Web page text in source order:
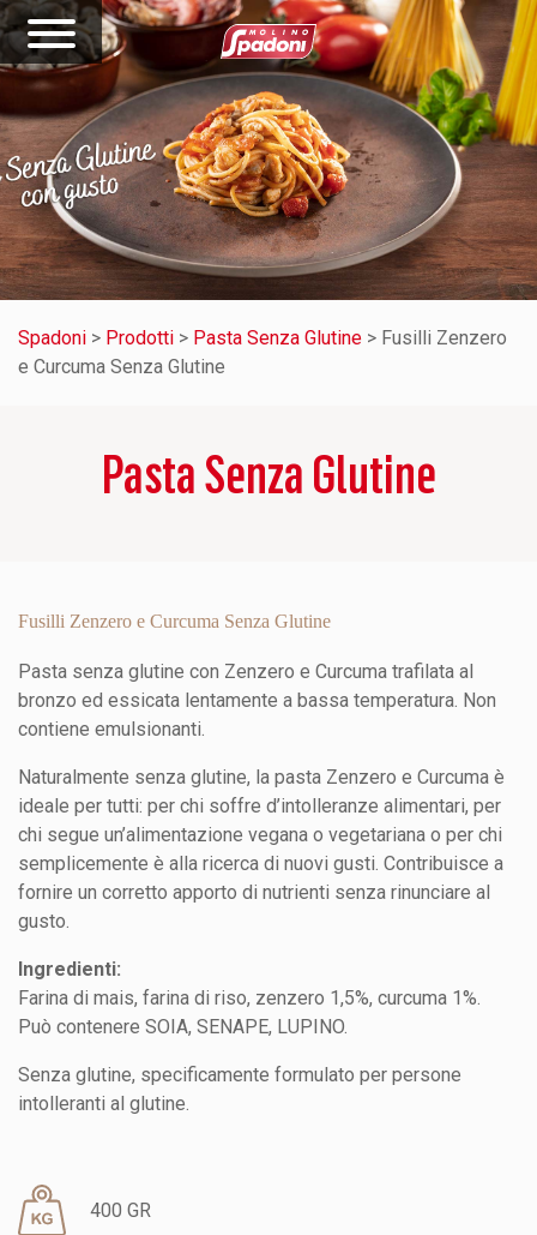
Spadoni > Prodotti > Pasta Senza Glutine > Fusilli Zenzero
e Curcuma Senza Glutine
Pasta Senza Glutine
Fusilli Zenzero e Curcuma Senza Glutine
Pasta senza glutine con Zenzero e Curcuma trafilata al
bronzo ed essicata lentamente a bassa temperatura. Non
contiene emulsionanti.
Naturalmente senza glutine, la pasta Zenzero e Curcuma è
ideale per tutti: per chi soffre d’intolleranze alimentari, per
chi segue un’alimentazione vegana o vegetariana o per chi
semplicemente è alla ricerca di nuovi gusti. Contribuisce a
fornire un corretto apporto di nutrienti senza rinunciare al
gusto.
Ingredienti:
Farina di mais, farina di riso, zenzero 1,5%, curcuma 1%.
Può contenere SOIA, SENAPE, LUPINO.
Senza glutine, specificamente formulato per persone
intolleranti al glutine.
400 GR